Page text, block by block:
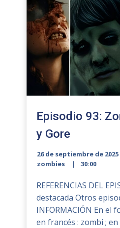
Episodio 93:
y Gore
26 de septiembre de 2025
zombies
30:00
REFERENCIAS DEL
destacada Otros
INFORMACIÓN En el
en francés : zombi ;